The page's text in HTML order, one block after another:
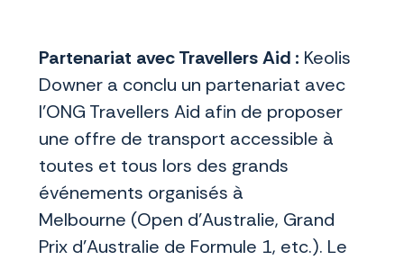
Partenariat avec Travellers Aid : Keolis
Downer a conclu un partenariat avec
l’ONG Travellers Aid afin de proposer
une offre de transport accessible à
toutes et tous lors des grands
événements organisés à
Melbourne (Open d’Australie, Grand
Prix d’Australie de Formule 1, etc.). Le